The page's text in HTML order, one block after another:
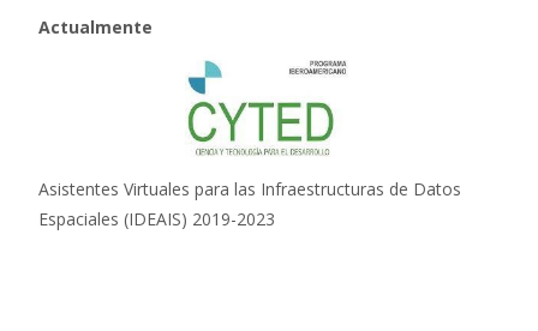
Actualmente
Asistentes Virtuales para las Infraestructuras de Datos
Espaciales (IDEAIS) 2019-2023